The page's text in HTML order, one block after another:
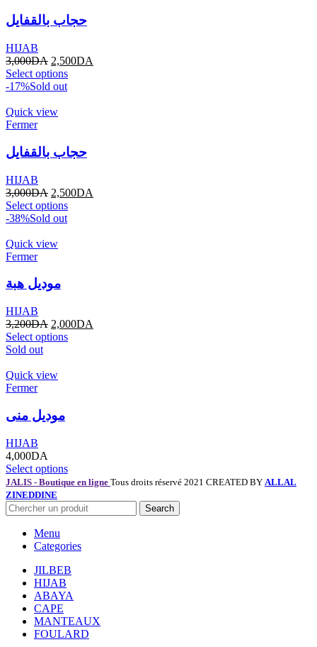
حجاب بالقفايل
HIJAB
3,000DA 2,500DA
Select options
-17%Sold out
Quick view
Fermer
حجاب بالقفايل
HIJAB
3,000DA 2,500DA
Select options
-38%Sold out
Quick view
Fermer
موديل هبة
HIJAB
3,200DA 2,000DA
Select options
Sold out
Quick view
Fermer
موديل منى
HIJAB
4,000DA
Select options
JALIS - Boutique en ligne Tous droits réservé 2021 CREATED BY ALLAL
ZINEDDINE
Search
Menu
Categories
JILBEB
HIJAB
ABAYA
CAPE
MANTEAUX
FOULARD